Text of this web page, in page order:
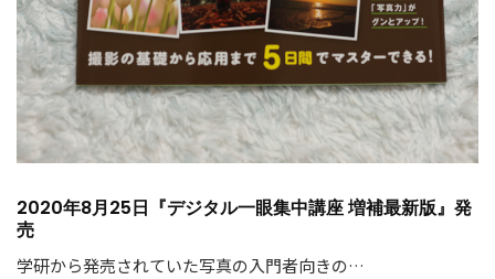
2020年8月25日『デジタル一眼集中講座 増補最新版』発
売
学研から発売されていた写真の入門者向きの…